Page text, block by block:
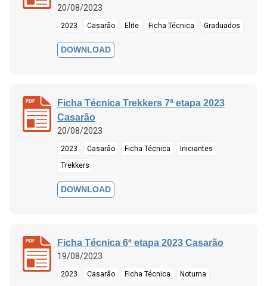
20/08/2023
2023 Casarão Elite Ficha Técnica Graduados
DOWNLOAD
Ficha Técnica Trekkers 7ª etapa 2023
Casarão
20/08/2023
2023 Casarão Ficha Técnica
Iniciantes
Trekkers
DOWNLOAD
Ficha Técnica 6ª etapa 2023 Casarão
19/08/2023
2023 Casarão Ficha Técnica Noturna